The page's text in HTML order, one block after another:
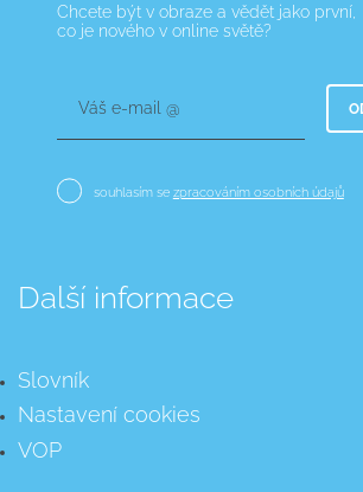
Další informace
Slovník
Nastavení cookies
VOP
Chcete být v obraze a vědět jako první,
co je nového v online světě?
Váš e-mail @
souhlasím se zpracováním osobních údajů